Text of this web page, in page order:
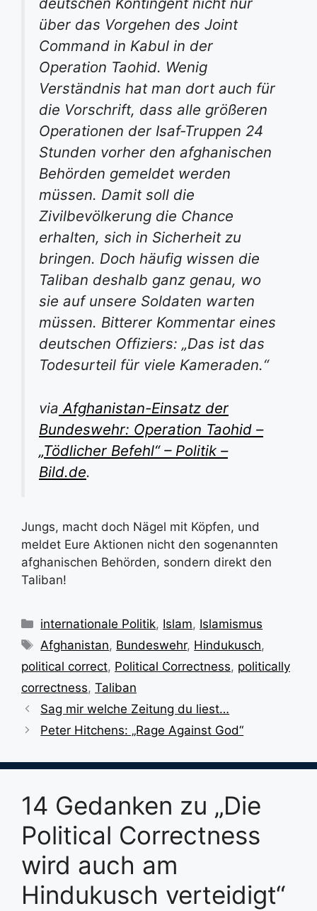
über das Vorgehen des Joint
Command in Kabul in der
Operation Taohid. Wenig
Verständnis hat man dort auch für
die Vorschrift, dass alle größeren
Operationen der Isaf-Truppen 24
Stunden vorher den afghanischen
Behörden gemeldet werden
müssen. Damit soll die
Zivilbevölkerung die Chance
erhalten, sich in Sicherheit zu
bringen. Doch häufig wissen die
Taliban deshalb ganz genau, wo
sie auf unsere Soldaten warten
müssen. Bitterer Kommentar eines
deutschen Offiziers: „Das ist das
Todesurteil für viele Kameraden.“
via Afghanistan-Einsatz der
Bundeswehr: Operation Taohid –
„Tödlicher Befehl“ – Politik –
Bild.de.
Jungs, macht doch Nägel mit Köpfen, und
meldet Eure Aktionen nicht den sogenannten
afghanischen Behörden, sondern direkt den
Taliban!
Kategorien
internationale Politik, Islam, Islamismus
Schlagwörter
Afghanistan, Bundeswehr, Hindukusch,
political correct, Political Correctness, politically
correctness, Taliban
Sag mir welche Zeitung du liest…
Peter Hitchens: „Rage Against God“
14 Gedanken zu „Die
Political Correctness
wird auch am
Hindukusch verteidigt“